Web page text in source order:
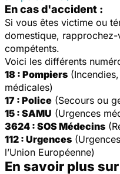
En cas d'accident :
Si vous êtes victime ou
domestique,
compétents.
Voici les différents
18 : Pompiers
médicales)
17 : Police (Secours ou
15 : SAMU (Urgences
3624 : SOS Médecins
112 : Urgences
l’Union Européenne)
En savoir plus